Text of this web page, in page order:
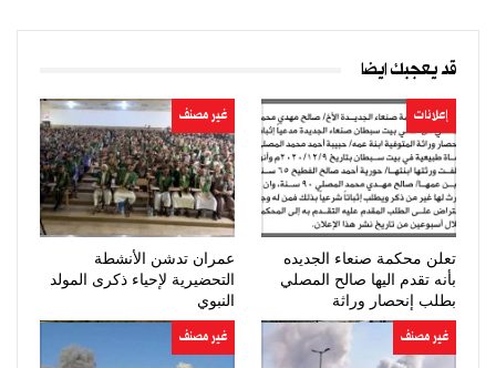
قد يعجبك ايضا
إعلانات
تعلن محكمة صنعاء الجديده
بأنه تقدم اليها صالح المصلي
بطلب إنحصار وراثة
غير مصنف
عمران تدشن الأنشطة
التحضيرية لإحياء ذكرى المولد
النبوي
غير مصنف غير مصنف